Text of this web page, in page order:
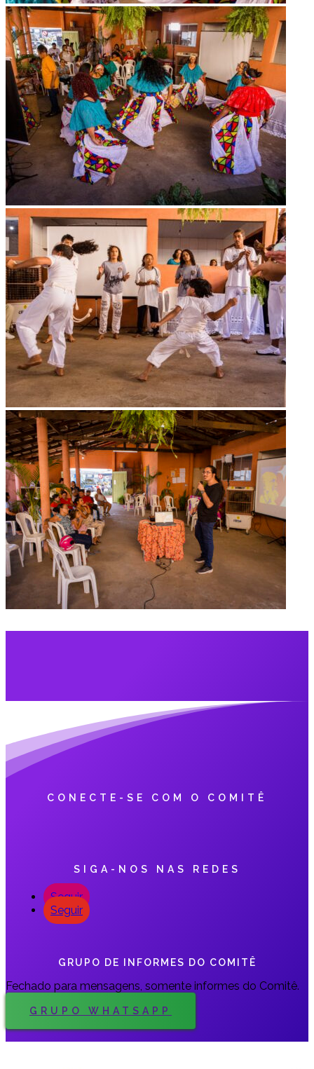
CONECTE-SE COM O COMITÊ
SIGA-NOS NAS REDES
Seguir
Seguir
GRUPO DE INFORMES DO COMITÊ
Fechado para mensagens, somente informes do Comitê.
GRUPO WHATSAPP